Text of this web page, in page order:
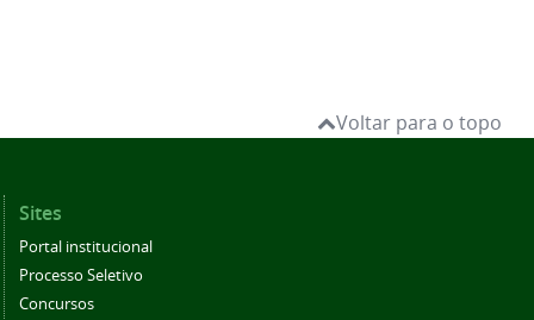
Voltar para o topo
Sites
Portal institucional
Processo Seletivo
Concursos